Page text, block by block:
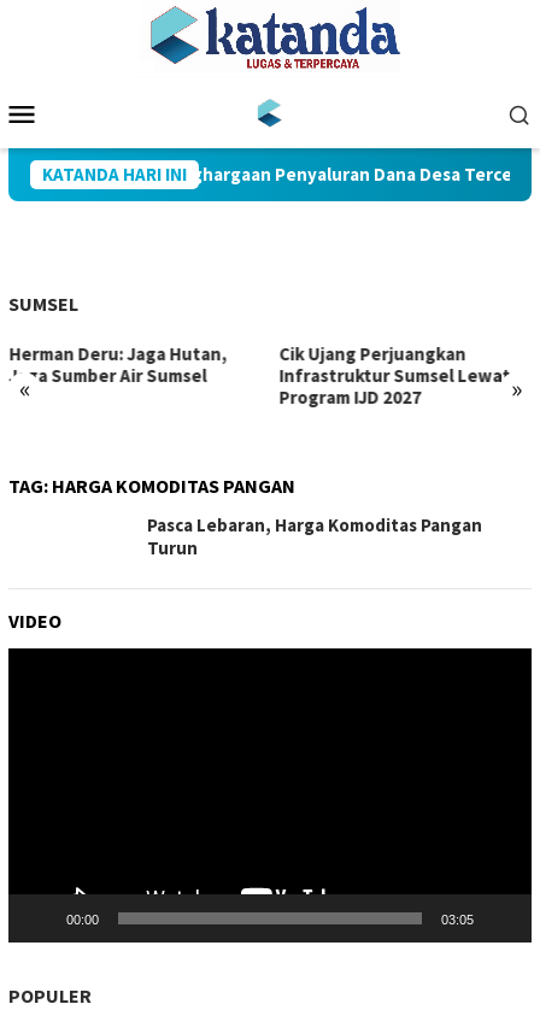
Mobile
KATANDA HARI INI
Muba Raih Penghargaan Penyaluran Dana Desa Tercepat
SUMSEL
« »
Herman Deru: Jaga Hutan,
Jaga Sumber Air Sumsel
Cik Ujang Perjuangkan
Infrastruktur Sumsel Lewat
Program IJD 2027
TAG: HARGA KOMODITAS PANGAN
Pasca Lebaran, Harga Komoditas Pangan
Turun
VIDEO
00:00 03:05
POPULER